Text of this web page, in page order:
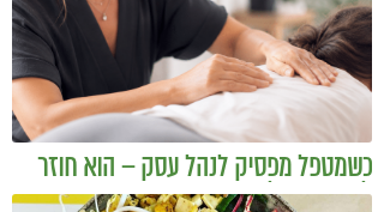
כשמטפל מפסיק לנהל עסק – הוא חוזר
להיות מטפל